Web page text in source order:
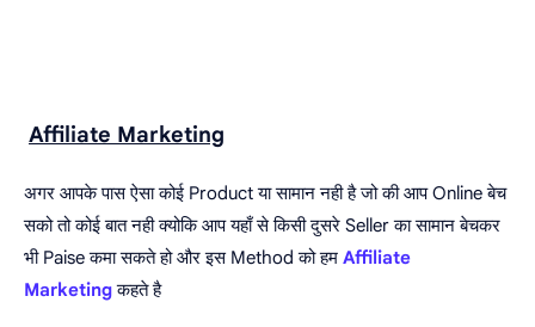
Affiliate Marketing
अगर आपके पास ऐसा कोई Product या सामान नही है जो की आप Online बेच
सको तो कोई बात नही क्योकि आप यहाँ से किसी दुसरे Seller का सामान बेचकर
भी Paise कमा सकते हो और इस Method को हम Affiliate
Marketingकहते है